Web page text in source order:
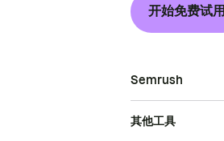
开始免费试用
Semrush
其他工具